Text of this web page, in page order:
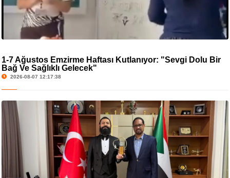
1-7 Ağustos Emzirme Haftası Kutlanıyor: "Sevgi Dolu Bir
Bağ Ve Sağlıklı Gelecek"
2026-08-07 12:17:38